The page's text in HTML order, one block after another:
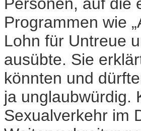
Programmen wie
Lohn für Untreue
ausübte. Sie
könnten und
ja unglaubwürdig.
Sexualverkehr im